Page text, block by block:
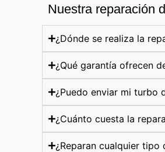
Nuestra reparación
¿Dónde se realiza la
¿Qué garantía ofrecen
¿Puedo enviar mi turbo
¿Cuánto cuesta la
¿Reparan cualquier tipo